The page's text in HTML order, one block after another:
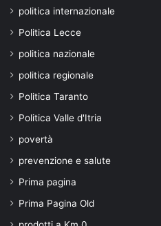
politica internazionale
Politica Lecce
politica nazionale
politica regionale
Politica Taranto
Politica Valle d'Itria
povertà
prevenzione e salute
Prima pagina
Prima Pagina Old